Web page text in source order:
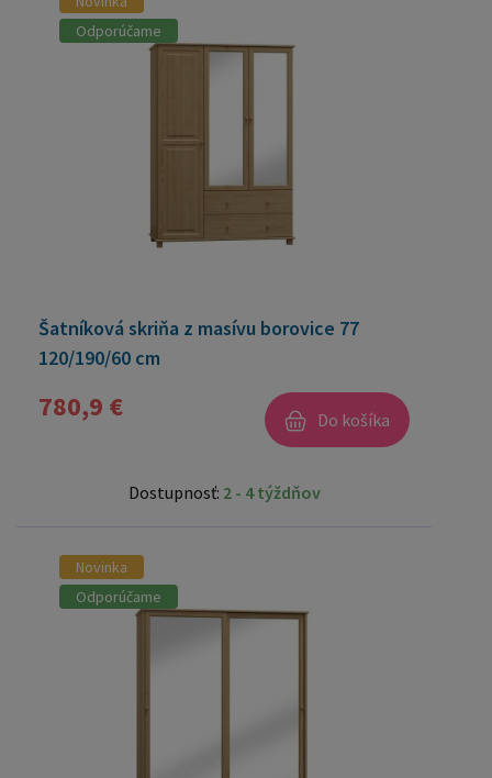
Odporúčame
Šatníková skriňa z masívu borovice 77
120/190/60 cm
780,9 € Do košíka
Dostupnosť: 2 - 4 týždňov
Novinka
Odporúčame